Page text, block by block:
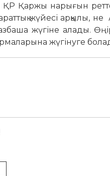
ҚР Қаржы нарығын
жүйесі арқылы, не
жүгіне алады.
жүгінуге